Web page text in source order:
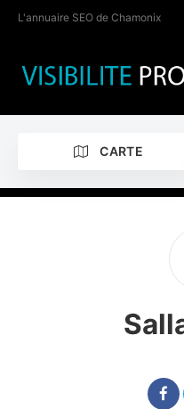
L'annuaire SEO de Chamonix
CARTE